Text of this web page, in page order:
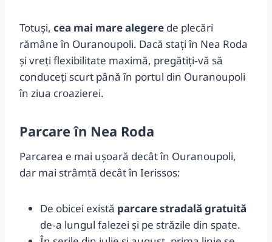
Totuși, cea mai mare alegere de plecări
rămâne în Ouranoupoli. Dacă stați în Nea Roda
și vreți flexibilitate maximă, pregătiți‑vă să
conduceți scurt până în portul din Ouranoupoli
în ziua croazierei.
Parcare în Nea Roda
Parcarea e mai ușoară decât în Ouranoupoli,
dar mai strâmtă decât în Ierissos:
De obicei există parcare stradală gratuită
de‑a lungul falezei și pe străzile din spate.